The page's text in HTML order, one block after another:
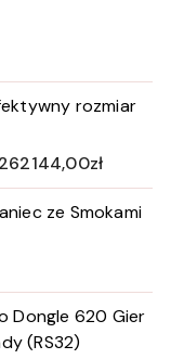
rozmiar
zł
ze Smokami
Dongle 620 Gier
(RS32)